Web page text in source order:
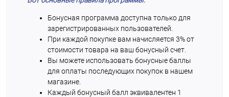
Бонусная программа доступна только для
зарегистрированных пользователей.
При каждой покупке вам начисляется 3% от
стоимости товара на ваш бонусный счет.
Вы можете использовать бонусные баллы
для оплаты последующих покупок в нашем
магазине.
Каждый бонусный балл эквивалентен 1